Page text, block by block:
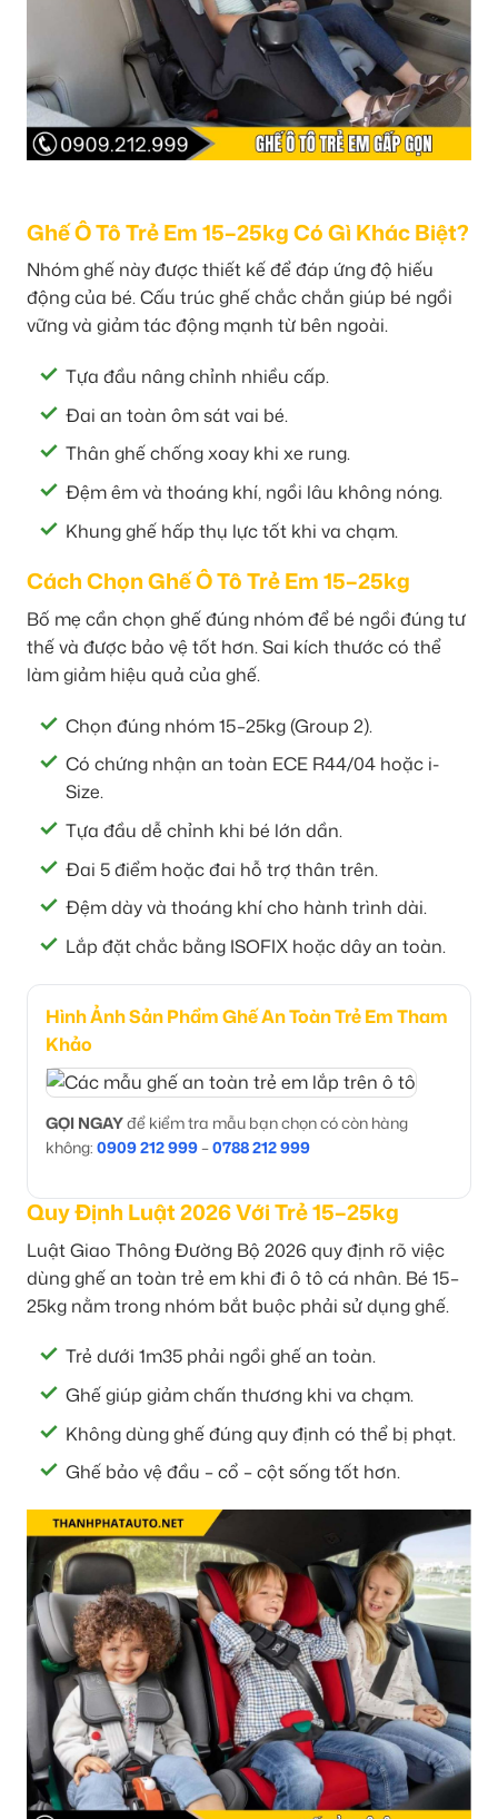
Ghế Ô Tô Trẻ Em 15–25kg Có Gì Khác Biệt?
Nhóm ghế này được thiết kế để đáp ứng độ hiếu
động của bé. Cấu trúc ghế chắc chắn giúp bé ngồi
vững và giảm tác động mạnh từ bên ngoài.
Tựa đầu nâng chỉnh nhiều cấp.
Đai an toàn ôm sát vai bé.
Thân ghế chống xoay khi xe rung.
Đệm êm và thoáng khí, ngồi lâu không nóng.
Khung ghế hấp thụ lực tốt khi va chạm.
Cách Chọn Ghế Ô Tô Trẻ Em 15–25kg
Bố mẹ cần chọn ghế đúng nhóm để bé ngồi đúng tư
thế và được bảo vệ tốt hơn. Sai kích thước có thể
làm giảm hiệu quả của ghế.
Chọn đúng nhóm 15–25kg (Group 2).
Có chứng nhận an toàn ECE R44/04 hoặc i-
Size.
Tựa đầu dễ chỉnh khi bé lớn dần.
Đai 5 điểm hoặc đai hỗ trợ thân trên.
Đệm dày và thoáng khí cho hành trình dài.
Lắp đặt chắc bằng ISOFIX hoặc dây an toàn.
Hình Ảnh Sản Phẩm Ghế An Toàn Trẻ Em Tham
Khảo
GỌI NGAYđể kiểm tra mẫu bạn chọn có còn hàng
không: 0909 212 999–0788 212 999
Quy Định Luật 2026 Với Trẻ 15–25kg
Luật Giao Thông Đường Bộ 2026 quy định rõ việc
dùng ghế an toàn trẻ em khi đi ô tô cá nhân. Bé 15–
25kg nằm trong nhóm bắt buộc phải sử dụng ghế.
Trẻ dưới 1m35 phải ngồi ghế an toàn.
Ghế giúp giảm chấn thương khi va chạm.
Không dùng ghế đúng quy định có thể bị phạt.
Ghế bảo vệ đầu – cổ – cột sống tốt hơn.